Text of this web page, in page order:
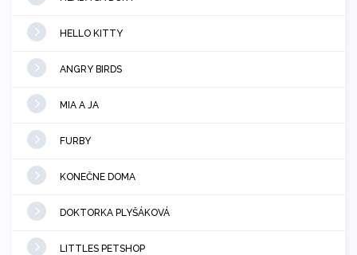
HELLO KITTY
ANGRY BIRDS
MIA A JA
FURBY
KONEČNE DOMA
DOKTORKA PLYŠÁKOVÁ
LITTLES PETSHOP